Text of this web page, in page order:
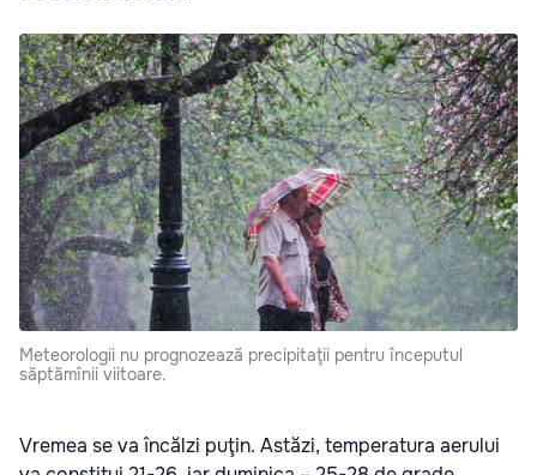
Meteorologii nu prognozează precipitaţii pentru începutul
săptămînii viitoare.
Vremea se va încălzi puţin. Astăzi, temperatura aerului